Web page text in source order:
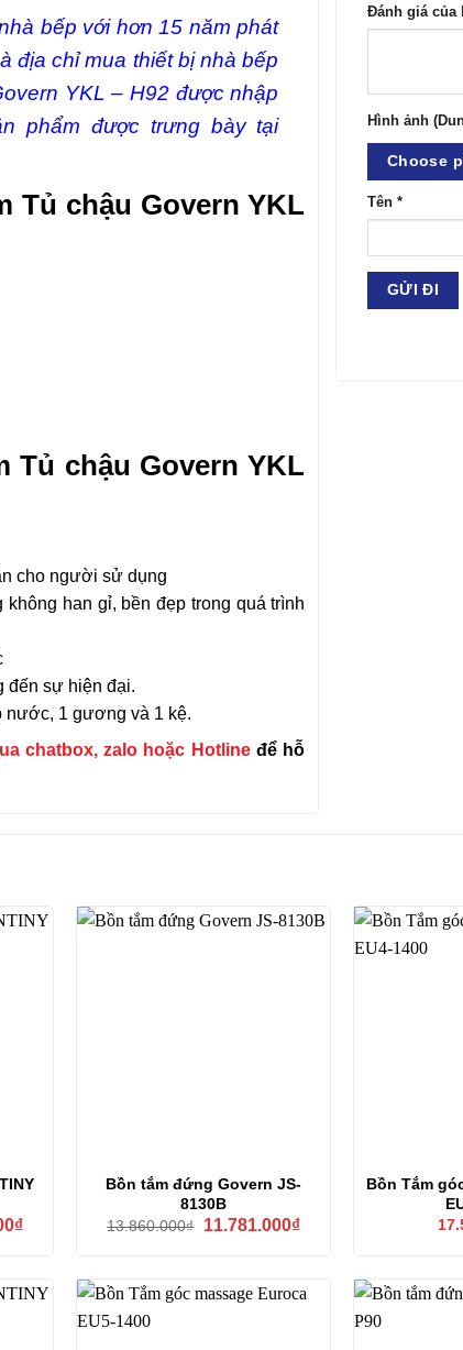
bếp với hơn 15 năm phát
địa chỉ mua thiết bị nhà bếp
YKL – H92 được nhập
phẩm được trưng bày tại
Tủ chậu Govern YKL
Tủ chậu Govern YKL
cho người sử dụng
han gỉ, bền đẹp trong quá trình
đến sự hiện đại.
nước, 1 gương và 1 kệ.
chatbox, zalo hoặc Hotline để hỗ
Đánh giá của
Hình ảnh
Choose
Tên*
₫Giá
12.393.000₫.
Bồn tắm đứng Govern JS-
8130B
13.860.000₫
Giá
11.781.000₫Giá
11.781.000₫.
Bồn Tắm